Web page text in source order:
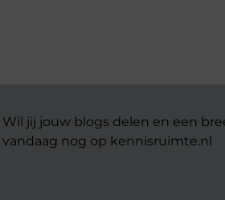
Wil jij jouw blogs delen en een
vandaag nog op kennisruimte.nl